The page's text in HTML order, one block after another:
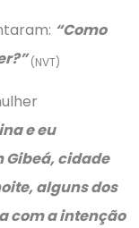
“Como
(NVT)
e eu
Gibeá, cidade
alguns dos
com a intenção